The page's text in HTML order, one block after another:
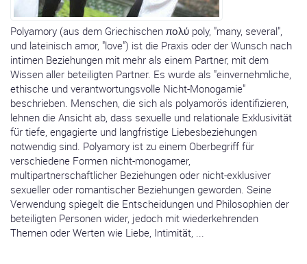
Polyamory (aus dem Griechischen πολύ poly, "many, several",
und lateinisch amor, "love") ist die Praxis oder der Wunsch nach
intimen Beziehungen mit mehr als einem Partner, mit dem
Wissen aller beteiligten Partner. Es wurde als "einvernehmliche,
ethische und verantwortungsvolle Nicht-Monogamie"
beschrieben. Menschen, die sich als polyamorös identifizieren,
lehnen die Ansicht ab, dass sexuelle und relationale Exklusivität
für tiefe, engagierte und langfristige Liebesbeziehungen
notwendig sind. Polyamory ist zu einem Oberbegriff für
verschiedene Formen nicht-monogamer,
multipartnerschaftlicher Beziehungen oder nicht-exklusiver
sexueller oder romantischer Beziehungen geworden. Seine
Verwendung spiegelt die Entscheidungen und Philosophien der
beteiligten Personen wider, jedoch mit wiederkehrenden
Themen oder Werten wie Liebe, Intimität, ...